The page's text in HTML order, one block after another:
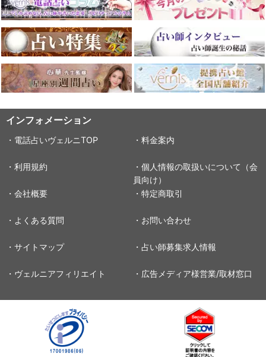
インフォメーション
・電話占いヴェルニTOP ・料金案内
・利用規約
・個人情報の取扱いについて（会
員向け）
・会社概要
・特定商取引
・よくある質問 ・お問い合わせ
・サイトマップ ・占い師募集求人情報
・ヴェルニアフィリエイト ・広告メディア様営業/取材窓口